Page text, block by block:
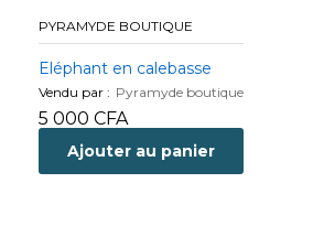
PYRAMYDE BOUTIQUE
Eléphant en calebasse
Vendu par : Pyramyde boutique
5 000 CFA
Ajouter au panier